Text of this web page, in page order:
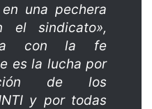
una pechera
el sindicato»,
con la fe
es la lucha por
de los
y por todas